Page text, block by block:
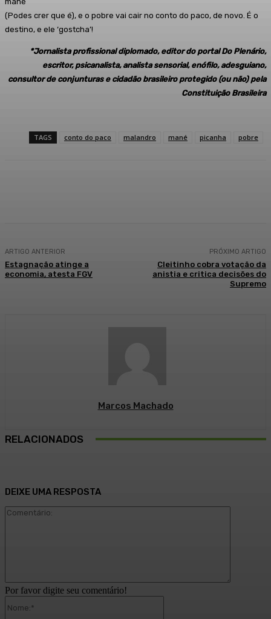
(Podes crer que é), e o pobre vai cair no conto do paco, de novo. É o
destino, e ele ‘gostcha’!
*Jornalista profissional diplomado, editor do portal Do Plenário,
escritor, psicanalista, analista sensorial, enófilo, adesguiano,
consultor de conjunturas e cidadão brasileiro protegido (ou não) pela
Constituição Brasileira
TAGS conto do paco malandro mané picanha pobre
ARTIGO ANTERIOR
Estagnação atinge a
economia, atesta FGV
PRÓXIMO ARTIGO
Cleitinho cobra votação da
anistia e critica decisões do
Supremo
Marcos Machado
RELACIONADOS
DEIXE UMA RESPOSTA
Por favor digite seu comentário!